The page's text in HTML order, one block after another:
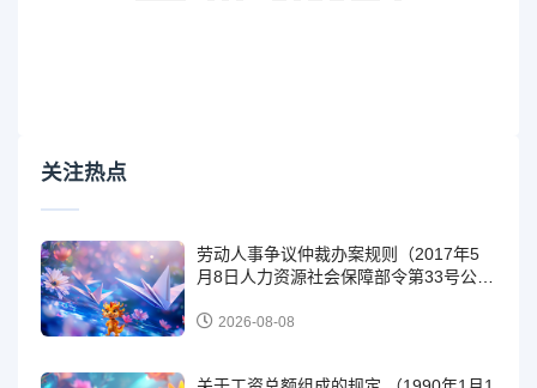
关注热点
劳动人事争议仲裁办案规则（2017年5
月8日人力资源社会保障部令第33号公
2026-08-08